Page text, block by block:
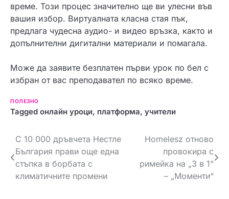
време. Този процес значително ще ви улесни във
вашия избор. Виртуалната класна стая пък,
предлага чудесна аудио- и видео връзка, както и
допълнителни дигитални материали и помагала.
Може да заявите безплатен първи урок по бел с
избран от вас преподавател по всяко време.
ПОЛЕЗНО
Tagged онлайн уроци, платформа, учители
Н
а
в
С 10 000 дръвчета Нестле
България прави още една
стъпка в борбата с
климатичните промени
Homelesz отново
провокира с
римейка на „3 в 1“
– „Моменти“